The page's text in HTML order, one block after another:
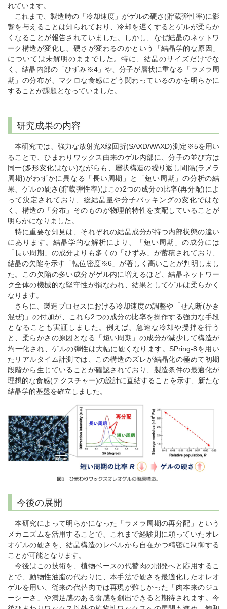
れています。
これまで、製造時の「冷却速度」がゲルの硬さ(貯蔵弾性率)に影
響を与えることは知られており、冷却を遅くするとゲルが柔らか
くなることが報告されていました。しかし、なぜ結晶のネットワ
ーク構造が変化し、硬さが変わるのかという「結晶学的な原因」
については未解明のままでした。特に、結晶のサイズだけでな
く、結晶内部の「ひずみ※4」や、分子が層状に重なる「ラメラ周
期」の分布が、マクロな食感にどう関わっているのかを明らかに
することが課題となっていました。
研究成果の内容
本研究では、強力な放射光X線回折(SAXD/WAXD)測定※5を用い
ることで、ひまわりワックス由来のゲル内部に、分子の並び方は
同一(多形変化はない)ながらも、層状構造の繰り返し間隔(ラメラ
周期)がわずかに異なる「長い周期」と「短い周期」の分析の結
果、ゲルの硬さ(貯蔵弾性率)はこの2つの成分の比率(再分配)によ
って決定されており、総結晶量や分子パッキングの変化ではな
く、構造の「分布」そのものが物理的特性を支配していることが
明らかになりました。
特に重要な知見は、それぞれの結晶成分が持つ内部状態の違い
にあります。結晶学的な解析により、「短い周期」の成分には
「長い周期」の成分よりも多くの「ひずみ」が蓄積されており、
結晶の欠陥を示す「転位密度※6」が著しく高いことが判明しまし
た。この欠陥の多い成分がゲル内に増えるほど、結晶ネットワー
ク全体の機械的な堅牢性が損なわれ、結果としてゲルは柔らかく
なります。
さらに、製造プロセスにおける冷却速度の調整や「せん断(かき
混ぜ)」の付加が、これら2つの成分の比率を操作する強力な手段
となることも実証しました。例えば、急速な冷却や攪拌を行う
と、柔らかさの原因となる「短い周期」の成分が減少して構造が
均一化され、ゲルの弾性は大幅に硬くなります。SPring-8を用い
たリアルタイム計測では、この構造のズレが結晶化の極めて初期
段階から生じていることが確認されており、製造条件の最適化が
理想的な食感(テクスチャー)の設計に直結することを示す、新たな
結晶学的基盤を確立しました。
今後の展開
本研究によって明らかになった「ラメラ周期の再分配」という
メカニズムを活用することで、これまで経験則に頼っていたオレ
オゲルの硬さを、結晶構造のレベルから自在かつ精密に制御する
ことが可能となります。
今後はこの技術を、植物ベースの代替肉の開発へと応用するこ
とで、動物性油脂の代わりに、本手法で硬さを最適化したオレオ
ゲルを用い、従来の代替肉では再現が難しかった「肉本来のジュ
ーシーさ」や満足感のある食感を創出できると期待されます。今